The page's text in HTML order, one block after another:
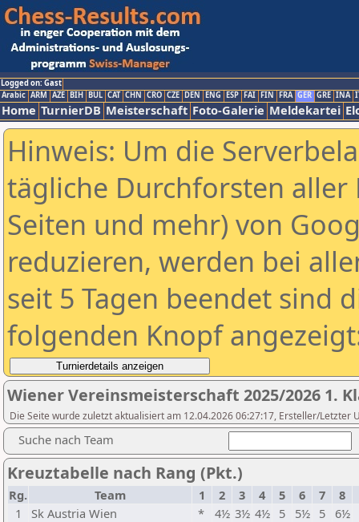
Logged on: Gast
Arabic ARM AZE BIH BUL CAT CHN CRO CZE DEN ENG ESP FAI FIN FRA GER GRE INA
Home TurnierDB Meisterschaft Foto-Galerie Meldekartei
Hinweis: Um die
tägliche Durchforsten aller
Seiten und mehr) von
reduzieren, werden bei
seit 5 Tagen beendet sind
folgenden Knopf
Wiener Vereinsmeisterschaft 2025/2026 1.
Die Seite wurde zuletzt aktualisiert am 12.04.2026 06:27:17, Ersteller/Letzter
Suche nach Team
Kreuztabelle nach Rang (Pkt.)
Rg. Team 1 2 3 4 5 6 7
8
1
Sk Austria Wien * 4½ 3½ 4½ 5 5½ 5
6½